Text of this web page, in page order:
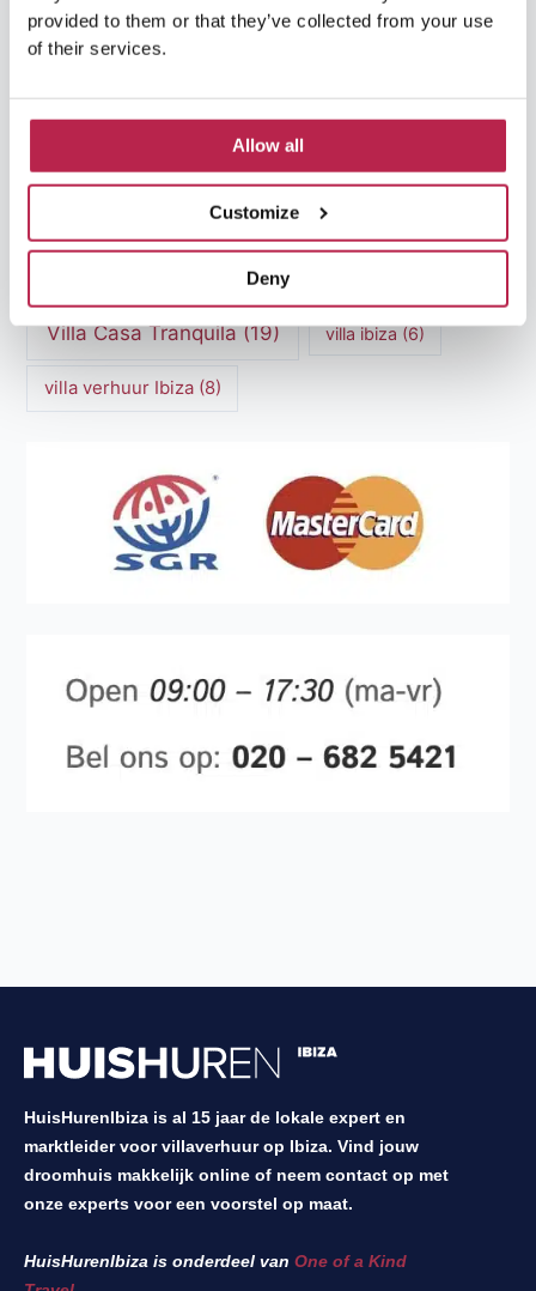
provided to them or that they’ve collected from your use
of their services.
Allow all
Customize
Deny
Luxe Villa Verhuur(12)
Santa Gertrudis(5) Sa Pedrera(5)
Villa Casa Tranquila(19) villa ibiza (6)
villa verhuur Ibiza(8)
HuisHurenIbiza is al 15 jaar de lokale expert en
marktleider voor villaverhuur op Ibiza. Vind jouw
droomhuis makkelijk online of neem contact op met
onze experts voor een voorstel op maat.
HuisHurenIbiza is onderdeel van One of a Kind